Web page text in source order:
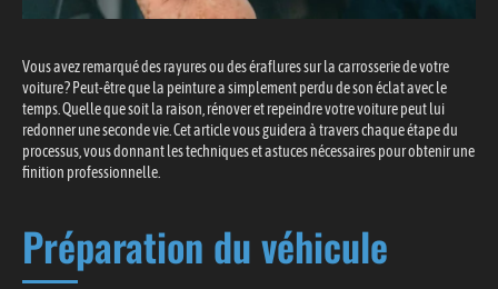
Vous avez remarqué des rayures ou des éraflures sur la carrosserie de votre
voiture ? Peut-être que la peinture a simplement perdu de son éclat avec le
temps. Quelle que soit la raison, rénover et repeindre votre voiture peut lui
redonner une seconde vie. Cet article vous guidera à travers chaque étape du
processus, vous donnant les techniques et astuces nécessaires pour obtenir une
finition professionnelle.
Préparation du véhicule